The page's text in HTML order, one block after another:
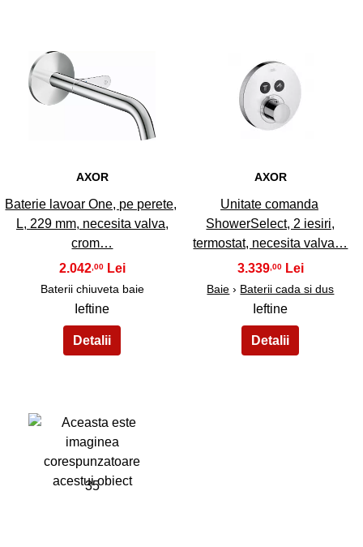
33
AXOR
Baterie lavoar One, pe perete,
L, 229 mm, necesita valva,
crom…
2.042 ,00
Baterii chiuveta baie
Ieftine
34
AXOR
Unitate comanda
ShowerSelect, 2 iesiri,
termostat, necesita valva…
3.339,00
Baie › Baterii cada si dus
Ieftine
35